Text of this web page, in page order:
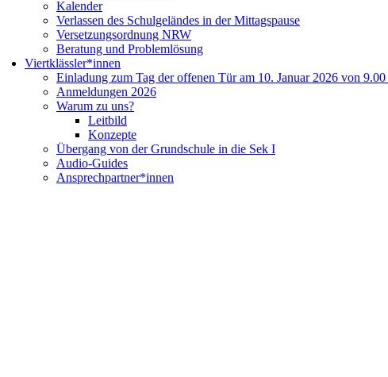
Kalender
Verlassen des Schulgeländes in der Mittagspause
Versetzungsordnung NRW
Beratung und Problemlösung
Viertklässler*innen
Einladung zum Tag der offenen Tür am 10. Januar 2026 von
Anmeldungen 2026
Warum zu uns?
Leitbild
Konzepte
Übergang von der Grundschule in die Sek I
Audio-Guides
Ansprechpartner*innen